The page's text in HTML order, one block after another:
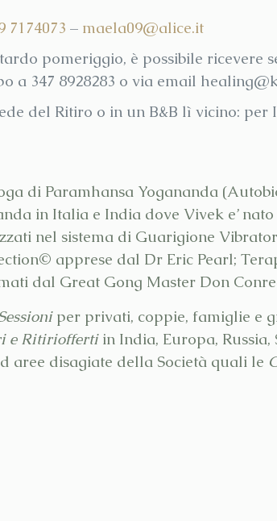
7174073 – maela09@alice.it
pomeriggio, è possibile ricevere
a 347 8928283 o via email
del Ritiro o in un B&B lì vicino:
di Paramhansa Yogananda
in Italia e India dove Vivek e’
nel sistema di Guarigione
apprese dal Dr Eric Pearl;
dal Great Gong Master Don
per privati, coppie, famiglie e
e Ritirioffertiin India, Europa,
aree disagiate della Società quali le